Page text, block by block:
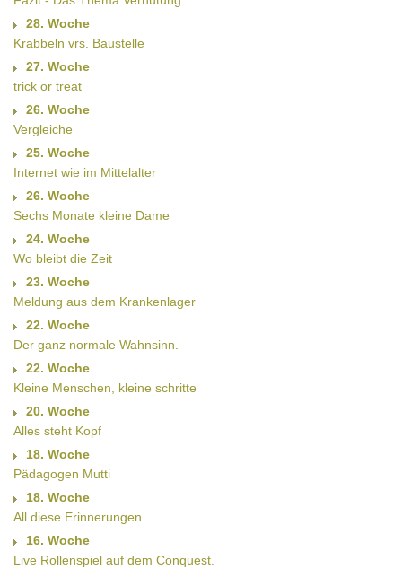
28. Woche
Krabbeln vrs. Baustelle
27. Woche
trick or treat
26. Woche
Vergleiche
25. Woche
Internet wie im Mittelalter
26. Woche
Sechs Monate kleine Dame
24. Woche
Wo bleibt die Zeit
23. Woche
Meldung aus dem Krankenlager
22. Woche
Der ganz normale Wahnsinn.
22. Woche
Kleine Menschen, kleine schritte
20. Woche
Alles steht Kopf
18. Woche
Pädagogen Mutti
18. Woche
All diese Erinnerungen...
16. Woche
Live Rollenspiel auf dem Conquest.